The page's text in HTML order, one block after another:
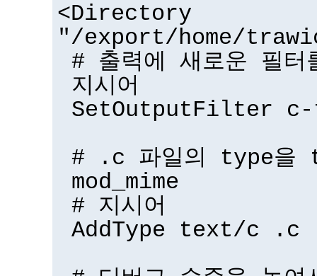
<Directory
"/export/home/
# 출력에 새로운 필
지시어
SetOutputFilter
# .c 파일의 type을
mod_mime
# 지시어
AddType text/c .c